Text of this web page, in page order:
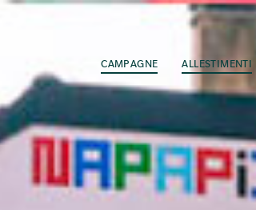
CAMPAGNE ALLESTIMENTI